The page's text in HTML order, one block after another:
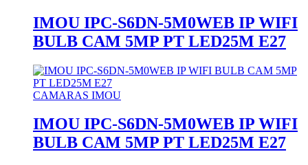
IMOU IPC-S6DN-5M0WEB IP WIFI
BULB CAM 5MP PT LED25M E27
CAMARAS IMOU
IMOU IPC-S6DN-5M0WEB IP WIFI
BULB CAM 5MP PT LED25M E27